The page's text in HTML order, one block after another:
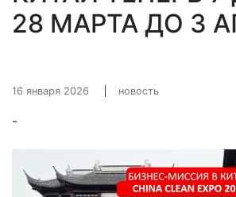
28 МАРТА ДО 3
16 января 2026 новость
-